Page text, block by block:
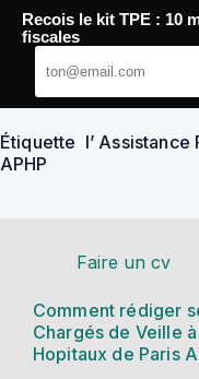
Passer
contenu
YoupiJobs
Étiquette l’
APHP
Faire un cv
Comment rédiger
Chargés de Veille
Hopitaux de Paris
Recois le kit TPE : 10
fiscales